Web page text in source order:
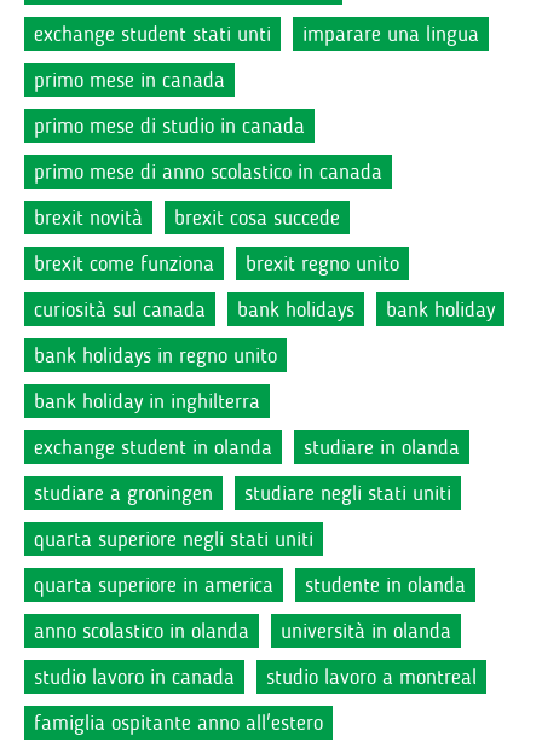
exchange student stati unti
imparare una lingua
primo mese in canada
primo mese di studio in canada
primo mese di anno scolastico in canada
brexit novità
brexit cosa succede
brexit come funziona
brexit regno unito
curiosità sul canada
bank holidays
bank holiday
bank holidays in regno unito
bank holiday in inghilterra
exchange student in olanda
studiare in olanda
studiare a groningen
studiare negli stati uniti
quarta superiore negli stati uniti
quarta superiore in america
studente in olanda
anno scolastico in olanda
università in olanda
studio lavoro in canada
studio lavoro a montreal
famiglia ospitante anno all'estero